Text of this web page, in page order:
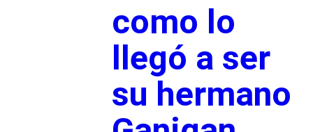
como lo
llegó a ser
su hermano